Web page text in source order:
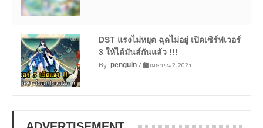
DST แรงไม่หยุด ฉุดไม่อยู่ เปิดเซิร์ฟเวอร์
3 ให้ได้มันส์กันแล้ว !!!
By penguin/ เมษายน 2, 2021